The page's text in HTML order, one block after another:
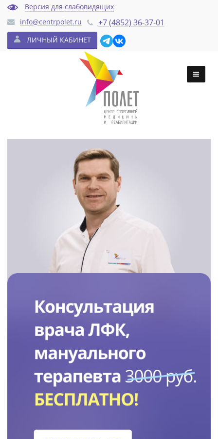
Версия для слабовидящих
info@centrpolet.ru
+7 (4852) 36-37-01
ЛИЧНЫЙ КАБИНЕТ